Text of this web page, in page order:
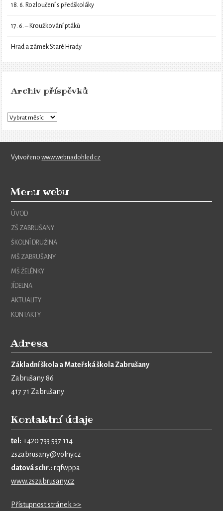
18. 6. Rozloučení s předškoláky
17. 6. – Kroužkování ptáků
Hrad a zámek Staré Hrady
Archiv příspěvků
Vytvořenowww.webnadohled.cz
Menu webu
ÚVOD
ZŠ ZABRUŠANY
ŠKOLNÍ DRUŽINA
MŠ ZABRUŠANY
MŠ ŽELÉNKY
JÍDELNA
AKTUALITY
KONTAKTY
Adresa
Základní škola a Mateřská škola Zabrušany
Zabrušany 86
417 71 Zabrušany
Kontaktní údaje
tel: +420 733 537 114
zszabrusany@volny.cz
datová schr.: rqfwppa
www.zszabrusany.cz
Přístupnost stránek >>